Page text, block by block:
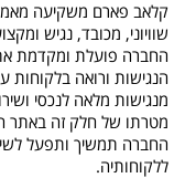
קלאב פארם משקיעה
שוויוני, מכובד, נגיש
החברה פועלת ומקדמת
הנגישות ורואה בלקוחות
מנגישות מלאה לנכסי
מטרתו של חלק זה באתר
החברה תמשיך ותפעל
ללקוחותיה.